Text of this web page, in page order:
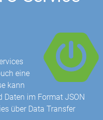
eine
kann
Daten im Format JSON
über Data Transfer